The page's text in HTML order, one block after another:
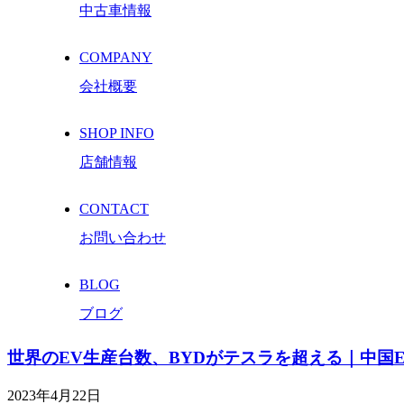
中古車情報
COMPANY
会社概要
SHOP INFO
店舗情報
CONTACT
お問い合わせ
BLOG
ブログ
世界のEV生産台数、BYDがテスラを超える｜中国
2023年4月22日